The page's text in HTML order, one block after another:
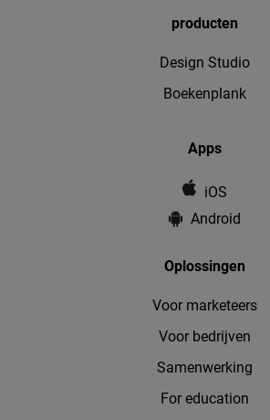
producten
Design Studio
Boekenplank
Apps
iOS
Android
Oplossingen
Voor marketeers
Voor bedrijven
Samenwerking
For education